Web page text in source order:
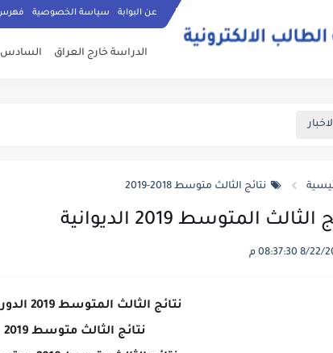
عن البوابة سياسة الخصوصية
الدراسة خارج العراق السادس
نتائج الثالث متوسط 2018-2019
الثالث المتوسط 2019 الديوانية
نتائج الثالث المتوسط 2019 الدور الأول
نتائج الثالث متوسط 2019